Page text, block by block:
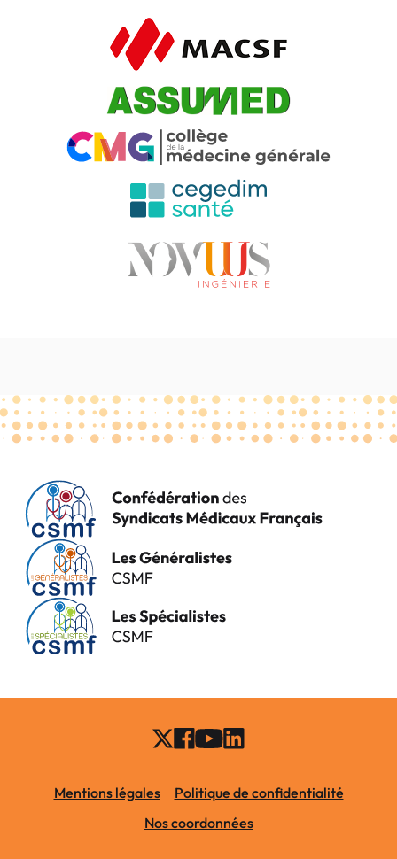
Mentions légales
Politique de confidentialité
Nos coordonnées